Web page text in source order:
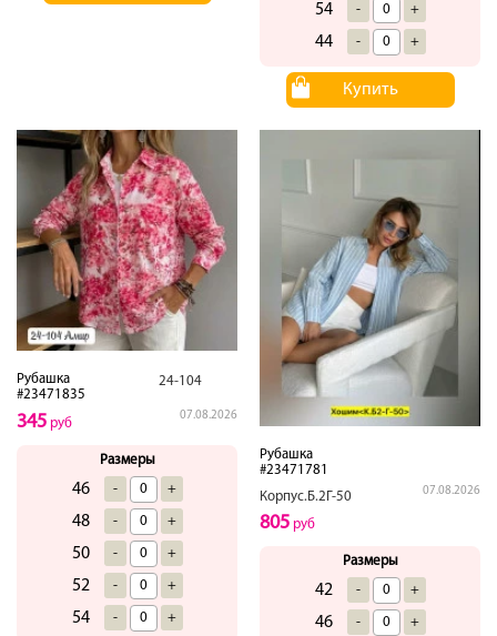
54 - +
44 - +
Купить
Рубашка
#23471835
24-104
07.08.2026
345 руб
Размеры
46 - +
48 - +
50 - +
52 - +
54 - +
Рубашка
#23471781
Корпус.Б.2Г-50
07.08.2026
805 руб
Размеры
42 - +
46 - +